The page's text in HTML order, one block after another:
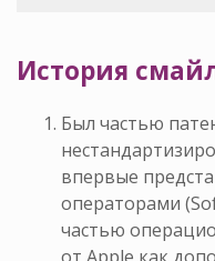
История
Был частью
впервые
операторами
частью